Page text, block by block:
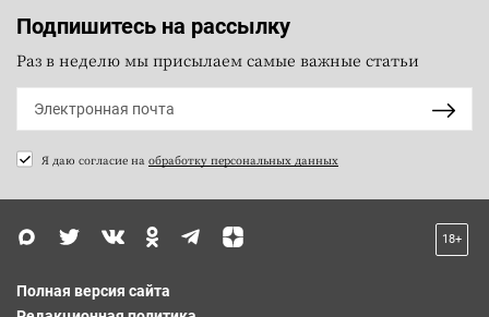
Подпишитесь на рассылку
Раз в неделю мы присылаем самые важные статьи
Я даю согласие на обработку персональных данных
18+
Полная версия сайта